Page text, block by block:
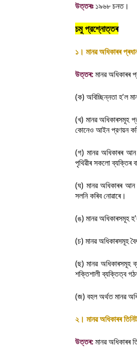
উত্তৰঃ ১৯৬৮ চনত।
চমু প্রশ্নোত্তৰ
১ । মানৱ অধিকাৰৰ
উত্তৰ: মানৱ অধিকাৰৰ
(ক) অবিচ্ছিন্নতা হ'ল
(খ) মানৱ অধিকাৰসমূহ
কোনেও আইন প্রণয়ন
(গ)মানৱ অধিকাৰৰ আন
পৃথিৱীৰ সকলো ব্যক্তিৰ
(ঘ) মানৱ অধিকাৰৰ আন
সলনি কৰিব নোৱাৰে।
(ঙ) মানৱ অধিকাৰসমূহ হ'
(চ) মানৱ অধিকাৰসমূহ
(ছ)মানৱ অধিকাৰসমূহ
শক্তিশালী ব্যক্তিত্ব
(জ) বহল অর্থত মানৱ
২। মানৱ অধিকাৰৰ
উত্তৰ: মানৱ অধিকাৰৰ